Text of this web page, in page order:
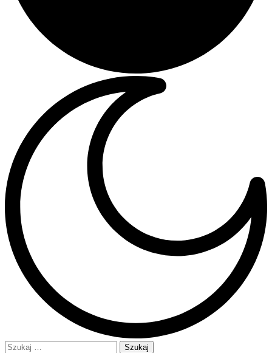
Szukaj: